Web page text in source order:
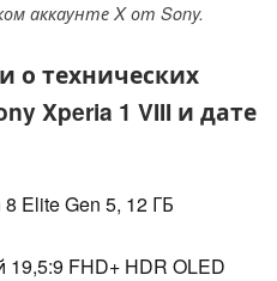
аккаунте X от Sony.
о технических
Xperia 1 VIII и дате
Elite Gen 5, 12 ГБ
FHD+ HDR OLED